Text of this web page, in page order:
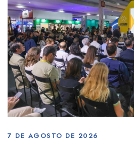
7 DE AGOSTO DE 2026